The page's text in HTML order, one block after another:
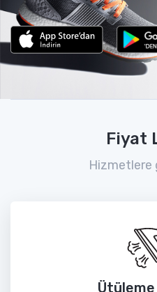
Fiyat
Hizmetlere